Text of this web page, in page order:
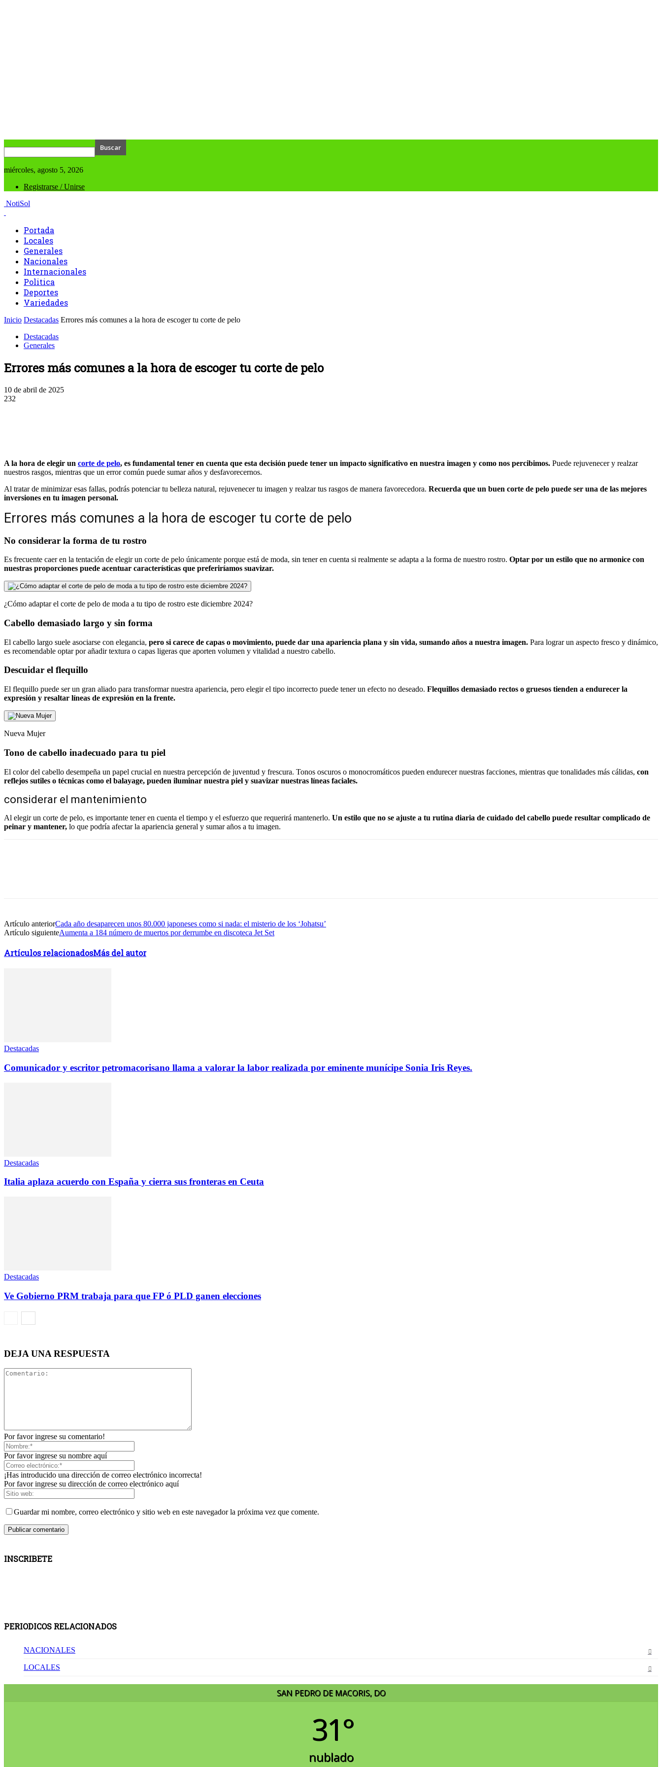
miércoles, agosto 5, 2026
Registrarse / Unirse
NotiSol
Portada
Locales
Generales
Nacionales
Internacionales
Politica
Deportes
Variedades
Inicio Destacadas Errores más comunes a la hora de escoger tu corte de pelo
Destacadas
Generales
Errores más comunes a la hora de escoger tu corte de pelo
10 de abril de 2025
232
A la hora de elegir un corte de pelo, es fundamental tener en cuenta que esta decisión puede tener un impacto significativo en nuestra imagen y como nos percibimos. Puede rejuvenecer y realzar
nuestros rasgos, mientras que un error común puede sumar años y desfavorecernos.
Al tratar de minimizar esas fallas, podrás potenciar tu belleza natural, rejuvenecer tu imagen y realzar tus rasgos de manera favorecedora. Recuerda que un buen corte de pelo puede ser una de las mejores
inversiones en tu imagen personal.
Errores más comunes a la hora de escoger tu corte de pelo
No considerar la forma de tu rostro
Es frecuente caer en la tentación de elegir un corte de pelo únicamente porque está de moda, sin tener en cuenta si realmente se adapta a la forma de nuestro rostro. Optar por un estilo que no armonice con
nuestras proporciones puede acentuar características que preferiríamos suavizar.
¿Cómo adaptar el corte de pelo de moda a tu tipo de rostro este diciembre 2024?
Cabello demasiado largo y sin forma
El cabello largo suele asociarse con elegancia, pero si carece de capas o movimiento, puede dar una apariencia plana y sin vida, sumando años a nuestra imagen. Para lograr un aspecto fresco y dinámico,
es recomendable optar por añadir textura o capas ligeras que aporten volumen y vitalidad a nuestro cabello.
Descuidar el flequillo
El flequillo puede ser un gran aliado para transformar nuestra apariencia, pero elegir el tipo incorrecto puede tener un efecto no deseado. Flequillos demasiado rectos o gruesos tienden a endurecer la
expresión y resaltar líneas de expresión en la frente.
Nueva Mujer
Tono de cabello inadecuado para tu piel
El color del cabello desempeña un papel crucial en nuestra percepción de juventud y frescura. Tonos oscuros o monocromáticos pueden endurecer nuestras facciones, mientras que tonalidades más cálidas, con
reflejos sutiles o técnicas como el balayage, pueden iluminar nuestra piel y suavizar nuestras líneas faciales.
considerar el mantenimiento
Al elegir un corte de pelo, es importante tener en cuenta el tiempo y el esfuerzo que requerirá mantenerlo. Un estilo que no se ajuste a tu rutina diaria de cuidado del cabello puede resultar complicado de
peinar y mantener, lo que podría afectar la apariencia general y sumar años a tu imagen.
Artículo anteriorCada año desaparecen unos 80.000 japoneses como si nada: el misterio de los ‘Johatsu’
Artículo siguienteAumenta a 184 número de muertos por derrumbe en discoteca Jet Set
Artículos relacionadosMás del autor
Destacadas
Comunicador y escritor petromacorisano llama a valorar la labor realizada por eminente munícipe Sonia Iris Reyes.
Destacadas
Italia aplaza acuerdo con España y cierra sus fronteras en Ceuta
Destacadas
Ve Gobierno PRM trabaja para que FP ó PLD ganen elecciones
DEJA UNA RESPUESTA
Por favor ingrese su comentario!
Por favor ingrese su nombre aquí
¡Has introducido una dirección de correo electrónico incorrecta!
Por favor ingrese su dirección de correo electrónico aquí
Guardar mi nombre, correo electrónico y sitio web en este navegador la próxima vez que comente.
INSCRIBETE
PERIODICOS RELACIONADOS
NACIONALES
LOCALES
SAN PEDRO DE MACORIS, DO
31°
nublado